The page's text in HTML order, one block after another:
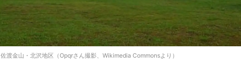
佐渡金山・北沢地区（Opqrさん撮影、Wikimedia Commonsより）